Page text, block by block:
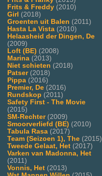
Frits & Freddy (2010)
Girl (2018)
Groenten uit Balen (2011)
Hasta La Vista (2010)
Helaasheid der Dingen, De
(2009)
Loft (BE) (2008)
Marina (2013)
Niet schieten (2018)
Patser(2018)
Pippa (2016)
Premier, De (2016)
Rundskop (2011)
Safety First - The Movie
(2015)
SM-Rechter(2009)
Smoorverliefd (BE) (2010)
Tabula Rasa (2017)
Team (Seizoen 1), The (2015)
Tweede Gelaat, Het (2017)
Varken van Madonna, Het
(2011)
Vonnis, Het (2013)